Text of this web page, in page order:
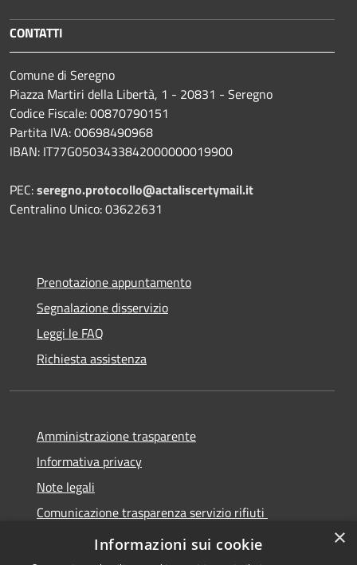
CONTATTI
Comune di Seregno
Piazza Martiri della Libertà, 1 - 20831 - Seregno
Codice Fiscale: 00870790151
Partita IVA: 00698490968
IBAN: IT77G0503433842000000019900
PEC:seregno.protocollo@actaliscertymail.it
Centralino Unico: 03622631
Prenotazione appuntamento
Segnalazione disservizio
Leggi le FAQ
Richiesta assistenza
Amministrazione trasparente
Informativa privacy
Note legali
Comunicazione trasparenza servizio rifiuti
Dichiarazione di accessibilità
×
Informazioni sui cookie